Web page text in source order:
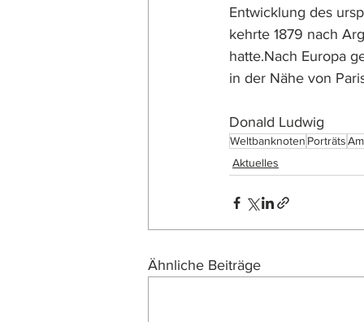
Entwicklung des
kehrte 1879 nach
hatte.Nach Europa
in der Nähe von
Donald Ludwig
Weltbanknoten Porträts
Aktuelles
Ähnliche Beiträge